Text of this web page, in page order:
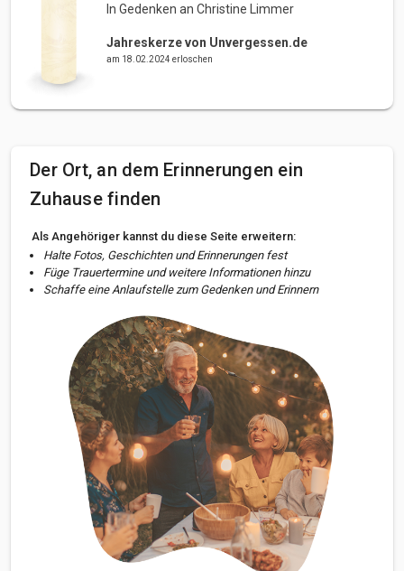
In Gedenken an Christine Limmer
Jahreskerze von Unvergessen.de
am 18.02.2024 erloschen
Der Ort, an dem Erinnerungen ein
Zuhause finden
Als Angehöriger kannst du diese Seite erweitern:
Halte Fotos, Geschichten und Erinnerungen fest
Füge Trauertermine und weitere Informationen hinzu
Schaffe eine Anlaufstelle zum Gedenken und Erinnern